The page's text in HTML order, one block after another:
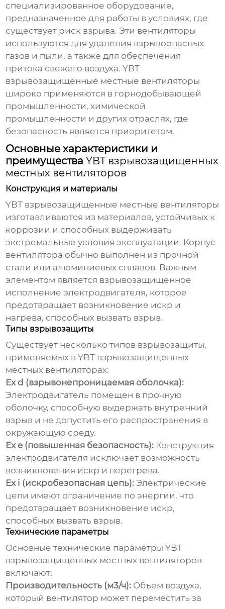
специализированное оборудование,
предназначенное для работы в условиях, где
существует риск взрыва. Эти вентиляторы
используются для удаления взрывоопасных
газов и пыли, а также для обеспечения
притока свежего воздуха.YBT
взрывозащищенные местные вентиляторы
широко применяются в горнодобывающей
промышленности, химической
промышленности и других отраслях, где
безопасность является приоритетом.
Основные характеристики и
преимуществаYBT взрывозащищенных
местных вентиляторов
Конструкция и материалы
YBT взрывозащищенные местные вентиляторы
изготавливаются из материалов, устойчивых к
коррозии и способных выдерживать
экстремальные условия эксплуатации. Корпус
вентилятора обычно выполнен из прочной
стали или алюминиевых сплавов. Важным
элементом является взрывозащищенное
исполнение электродвигателя, которое
предотвращает возникновение искр и
нагрева, способных вызвать взрыв.
Типы взрывозащиты
Существует несколько типов взрывозащиты,
применяемых вYBT взрывозащищенных
местных вентиляторах:
Ex d (взрывонепроницаемая оболочка):
Электродвигатель помещен в прочную
оболочку, способную выдержать внутренний
взрыв и не допустить его распространения в
окружающую среду.
Ex e (повышенная безопасность): Конструкция
электродвигателя исключает возможность
возникновения искр и перегрева.
Ex i (искробезопасная цепь): Электрические
цепи имеют ограничение по энергии, что
предотвращает возникновение искр,
способных вызвать взрыв.
Технические параметры
Основные технические параметрыYBT
взрывозащищенных местных вентиляторов
включают:
Производительность (м3/ч): Объем воздуха,
который вентилятор может переместить за